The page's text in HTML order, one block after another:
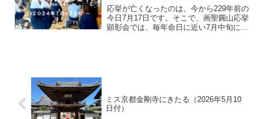
応挙が亡くなったのは、今から229年前の
今日7月17日です。そこで、画聖圓山応挙
顕彰会では、毎年命日に近い7月中旬に応
ミス京都金剛寺にきたる（2026年5月10
日付）